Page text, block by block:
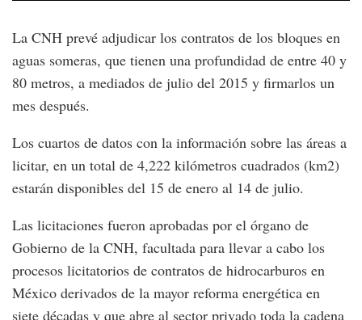
La CNH prevé adjudicar los contratos de los bloques en
aguas someras, que tienen una profundidad de entre 40 y
80 metros, a mediados de julio del 2015 y firmarlos un
mes después.
Los cuartos de datos con la información sobre las áreas a
licitar, en un total de 4,222 kilómetros cuadrados (km2)
estarán disponibles del 15 de enero al 14 de julio.
Las licitaciones fueron aprobadas por el órgano de
Gobierno de la CNH, facultada para llevar a cabo los
procesos licitatorios de contratos de hidrocarburos en
México derivados de la mayor reforma energética en
siete décadas y que abre al sector privado toda la cadena